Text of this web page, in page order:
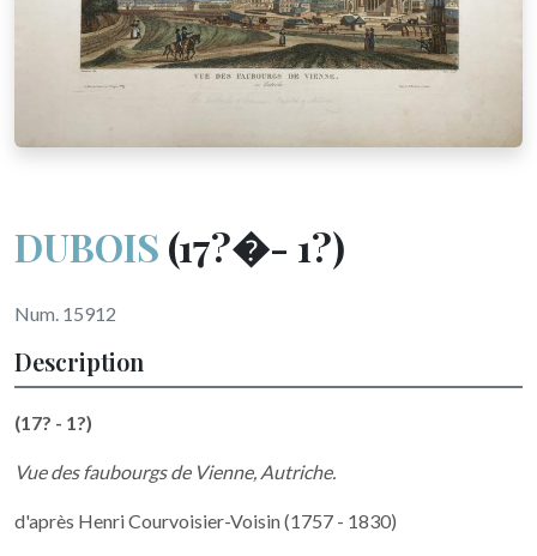
DUBOIS (17?�- 1?)
Num. 15912
Description
(17? - 1?)
Vue des faubourgs de Vienne, Autriche.
d'après Henri Courvoisier-Voisin (1757 - 1830)